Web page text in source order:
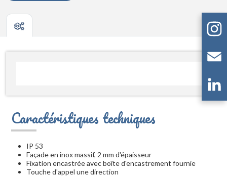
Caractéristiques techniques
IP 53
Façade en inox massif, 2 mm d'épaisseur
Fixation encastrée avec boîte d'encastrement fournie
Touche d'appel une direction